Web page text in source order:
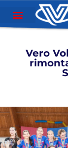
Vero